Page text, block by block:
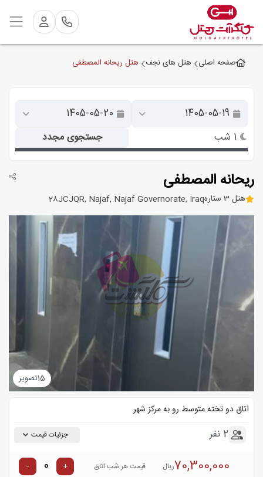
صفحه اصلی هتل های نجف هتل ریحانه المصطفی
ریحانه المصطفی
هتل 3 ستاره 28JCJQR, Najaf, Najaf Governorate, Iraq
15تصویر
اتاق دو تخته متوسط رو به مرکز شهر
2 نفر جزئیات قیمت
70,300,000ریال قیمت هر شب اتاق +
-
1 شب جستجوی مجدد